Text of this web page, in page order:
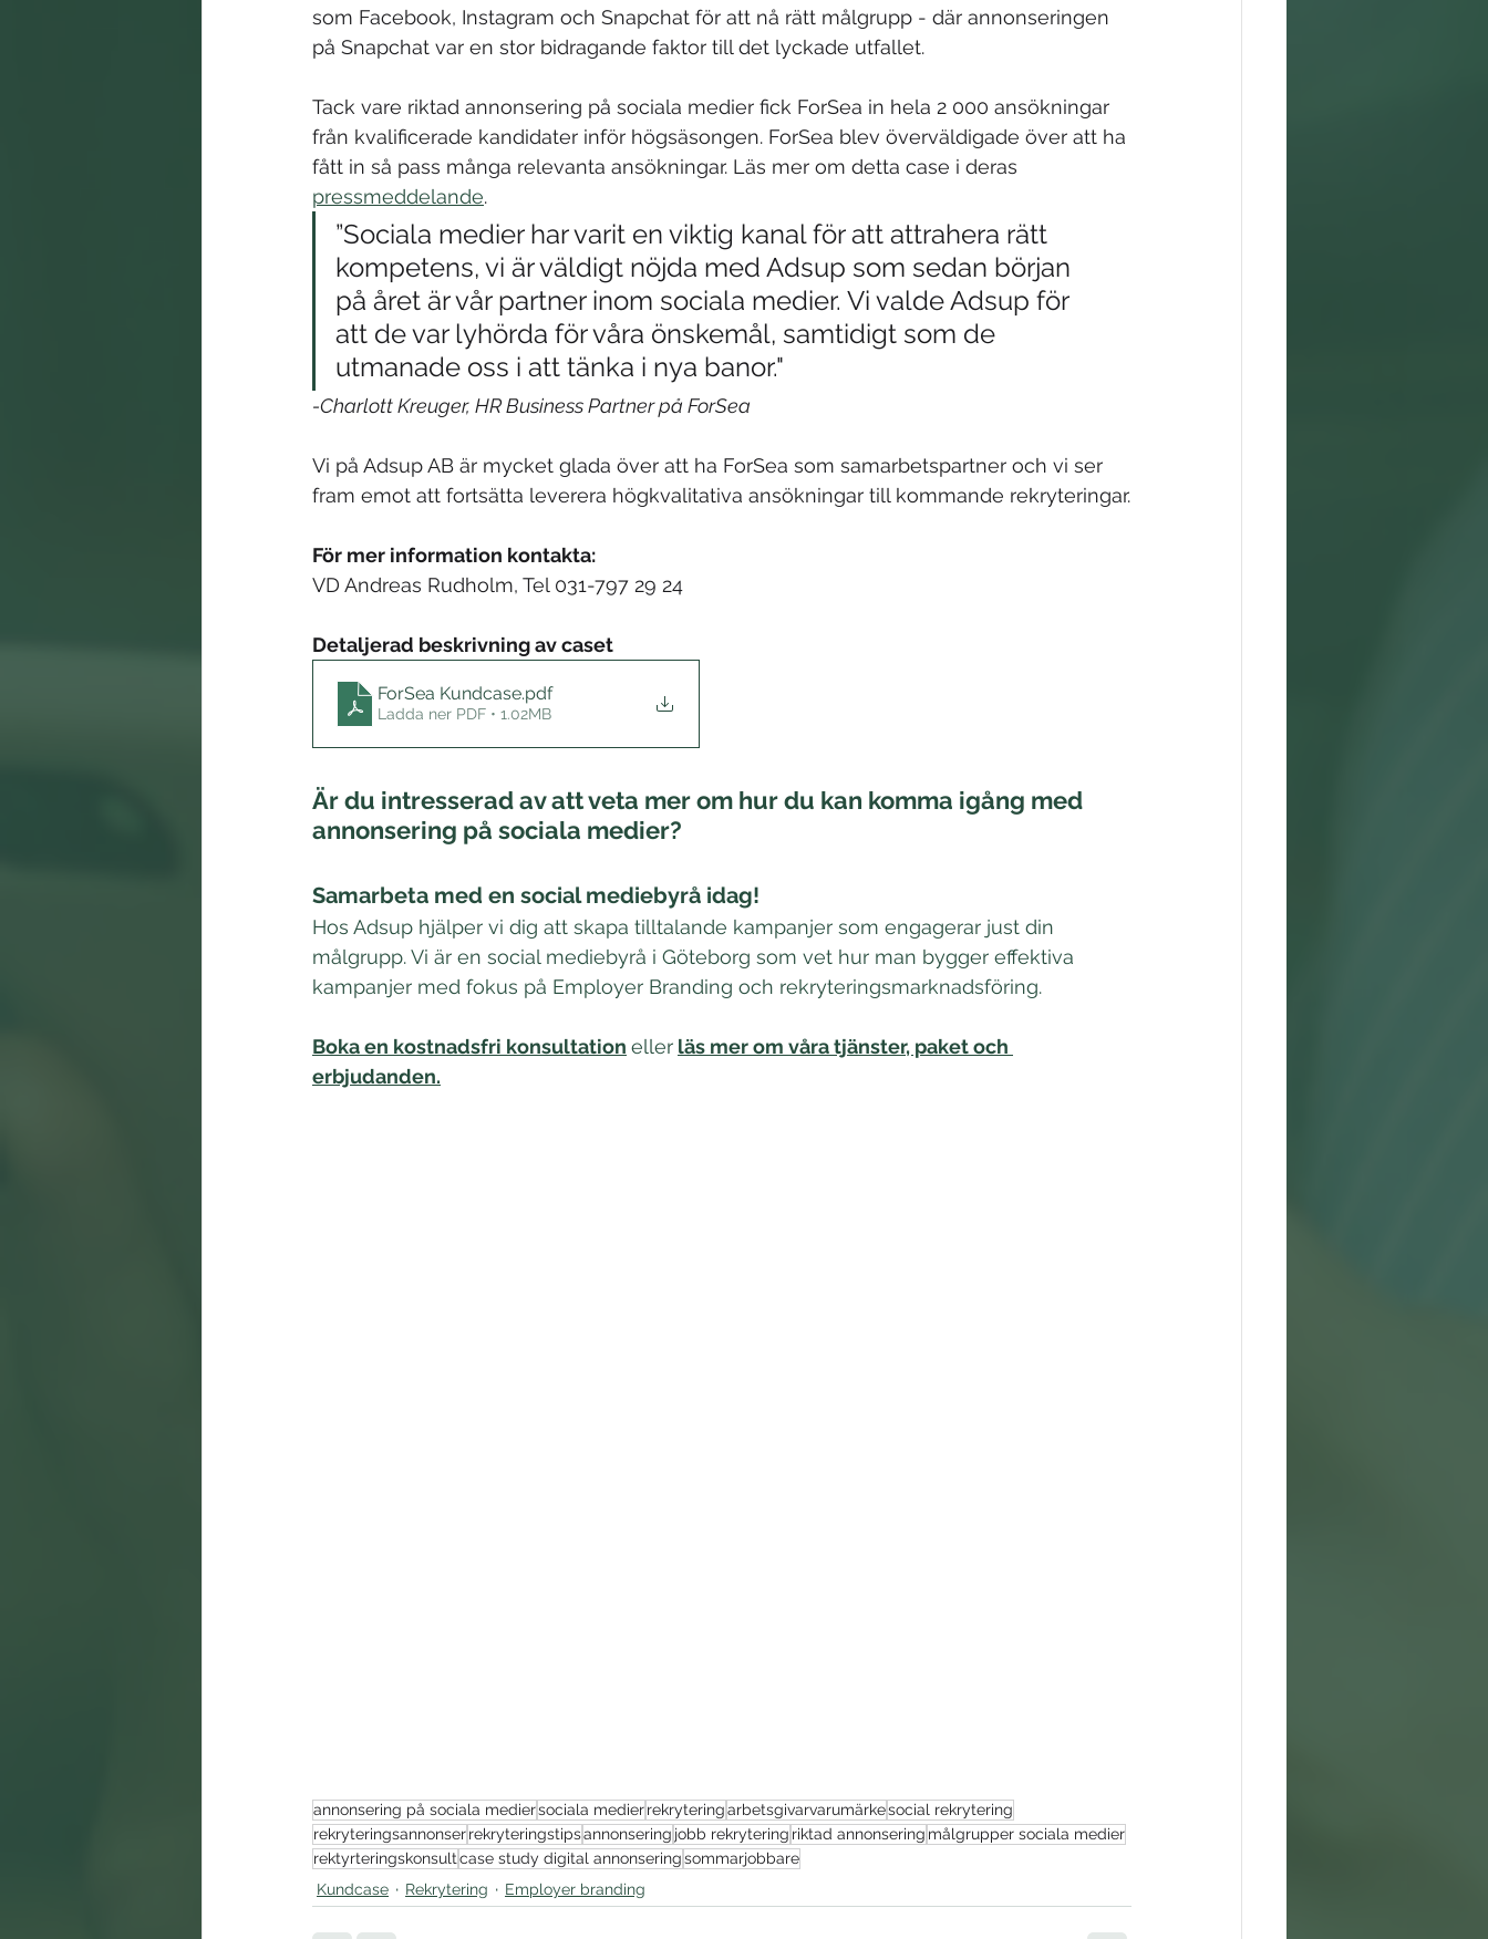
som Facebook, Instagram och Snapchat för att nå rätt målgrupp - där annonseringen
på Snapchat var en stor bidragande faktor till det lyckade utfallet.
Tack vare riktad annonsering på sociala medier fick ForSea in hela 2 000 ansökningar
från kvalificerade kandidater inför högsäsongen. ForSea blev överväldigade över att ha
fått in så pass många relevanta ansökningar. Läs mer om detta case i deras
pressmeddelande.
”Sociala medier har varit en viktig kanal för att attrahera rätt
kompetens, vi är väldigt nöjda med Adsup som sedan början
på året är vår partner inom sociala medier. Vi valde Adsup för
att de var lyhörda för våra önskemål, samtidigt som de
utmanade oss i att tänka i nya banor."
-Charlott Kreuger, HR Business Partner på ForSea
Vi på Adsup AB är mycket glada över att ha ForSea som samarbetspartner och vi ser
fram emot att fortsätta leverera högkvalitativa ansökningar till kommande rekryteringar.
För mer information kontakta:
VD Andreas Rudholm, Tel 031-797 29 24
Detaljerad beskrivning av caset
ForSea Kundcase.pdf
Ladda ner PDF • 1.02MB
Är du intresserad av att veta mer om hur du kan komma igång med
annonsering på sociala medier?
Samarbeta med en social mediebyrå idag!
Hos Adsup hjälper vi dig att skapa tilltalande kampanjer som engagerar just din
målgrupp. Vi är en social mediebyrå i Göteborg som vet hur man bygger effektiva
kampanjer med fokus på Employer Branding och rekryteringsmarknadsföring.
Boka en kostnadsfri konsultation eller läs mer om våra tjänster, paket och
erbjudanden.
annonsering på sociala mediersociala medierrekryteringarbetsgivarvarumärkesocial rekrytering
rekryteringsannonserrekryteringstipsannonsering jobb rekrytering riktad annonsering målgrupper sociala medier
rektyrteringskonsultcase study digital annonseringsommarjobbare
Kundcase
Rekrytering Employer branding